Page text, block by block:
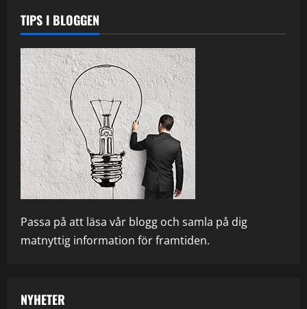
TIPS I BLOGGEN
Passa på att läsa vår blogg och samla på dig
matnyttig information för framtiden.
NYHETER